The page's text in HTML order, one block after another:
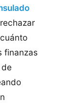
finanzas